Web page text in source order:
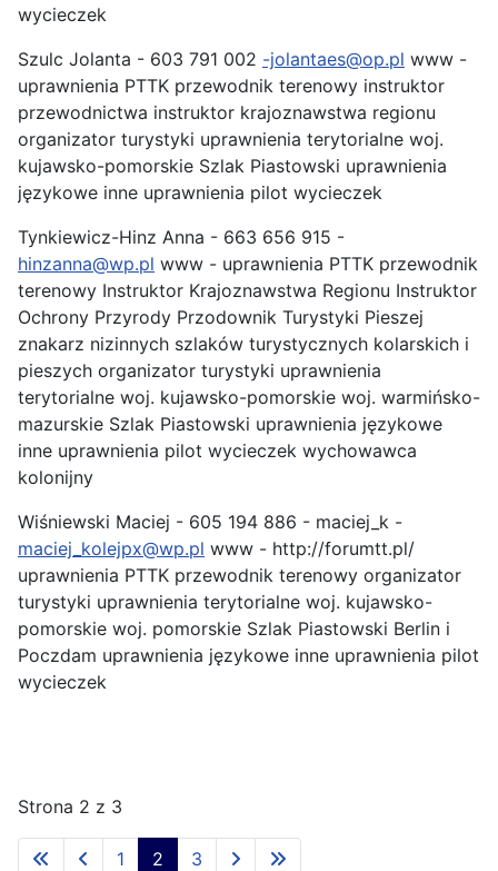
wycieczek
Szulc Jolanta - 603 791 002 -jolantaes@op.pl www -
uprawnienia PTTK przewodnik terenowy instruktor
przewodnictwa instruktor krajoznawstwa regionu
organizator turystyki uprawnienia terytorialne woj.
kujawsko-pomorskie Szlak Piastowski uprawnienia
językowe inne uprawnienia pilot wycieczek
Tynkiewicz-Hinz Anna - 663 656 915 -
hinzanna@wp.pl www - uprawnienia PTTK przewodnik
terenowy Instruktor Krajoznawstwa Regionu Instruktor
Ochrony Przyrody Przodownik Turystyki Pieszej
znakarz nizinnych szlaków turystycznych kolarskich i
pieszych organizator turystyki uprawnienia
terytorialne woj. kujawsko-pomorskie woj. warmińsko-
mazurskie Szlak Piastowski uprawnienia językowe
inne uprawnienia pilot wycieczek wychowawca
kolonijny
Wiśniewski Maciej - 605 194 886 - maciej_k -
maciej_kolejpx@wp.pl www - http://forumtt.pl/
uprawnienia PTTK przewodnik terenowy organizator
turystyki uprawnienia terytorialne woj. kujawsko-
pomorskie woj. pomorskie Szlak Piastowski Berlin i
Poczdam uprawnienia językowe inne uprawnienia pilot
wycieczek
Strona 2 z 3
1 2 3